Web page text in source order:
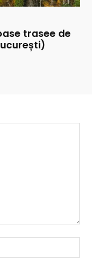
trasee de